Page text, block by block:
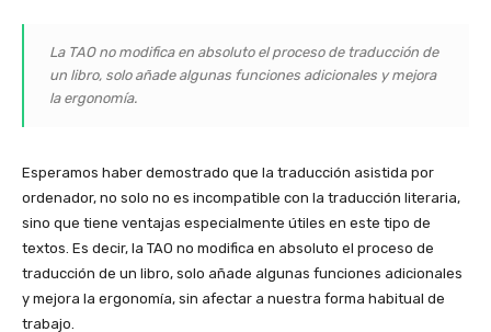
La TAO no modifica en absoluto el proceso de traducción de
un libro, solo añade algunas funciones adicionales y mejora
la ergonomía.
Esperamos haber demostrado que la traducción asistida por
ordenador, no solo no es incompatible con la traducción literaria,
sino que tiene ventajas especialmente útiles en este tipo de
textos. Es decir, la TAO no modifica en absoluto el proceso de
traducción de un libro, solo añade algunas funciones adicionales
y mejora la ergonomía, sin afectar a nuestra forma habitual de
trabajo.